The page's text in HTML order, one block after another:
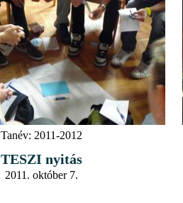
Tanév: 2011-2012
TESZI nyitás
2011. október 7.